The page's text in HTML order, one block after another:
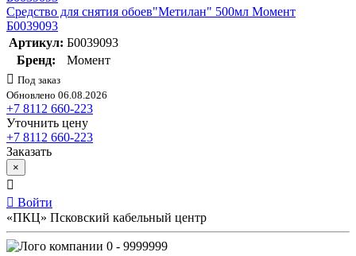
Средство для снятия обоев"Метилан" 500мл Момент
Б0039093
Артикул: Б0039093
Бренд:
Момент
Под заказ
Обновлено 06.08.2026
+7 8112 660-223
Уточнить цену
+7 8112 660-223
Заказать
×
Войти
«ПКЦ» Псковский кабельный центр
0 - 9999999